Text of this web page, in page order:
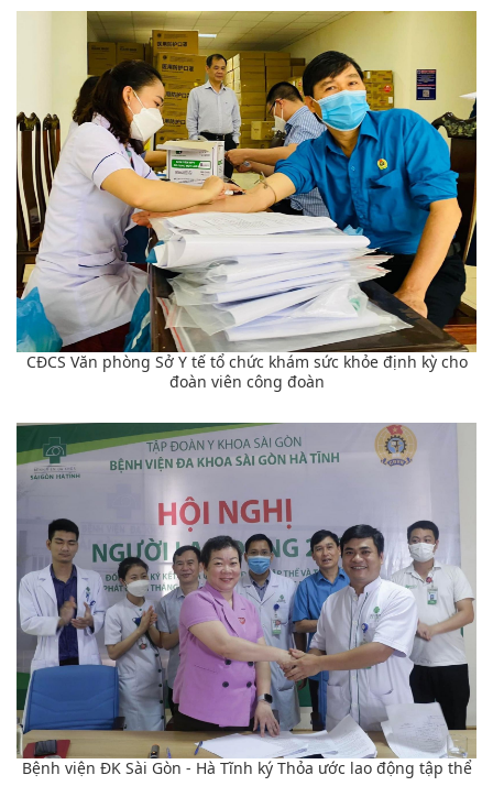
CĐCS Văn phòng Sở Y tế tổ chức khám sức khỏe định kỳ cho
đoàn viên công đoàn
Bệnh viện ĐK Sài Gòn - Hà Tĩnh ký Thỏa ước lao động tập thể